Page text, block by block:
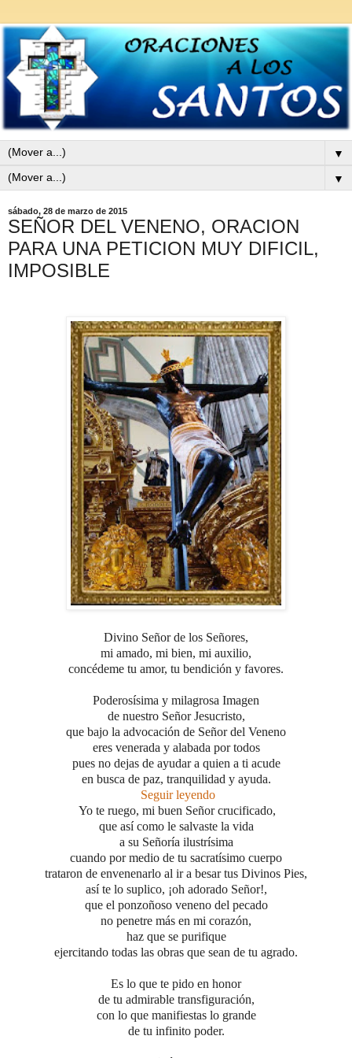
▼
▼
sábado, 28 de marzo de 2015
SEÑOR DEL VENENO, ORACION
PARA UNA PETICION MUY DIFICIL,
IMPOSIBLE
Divino Señor de los Señores,
mi amado, mi bien, mi auxilio,
concédeme tu amor, tu bendición y favores.
Poderosísima y milagrosa Imagen
de nuestro Señor Jesucristo,
que bajo la advocación de Señor del Veneno
eres venerada y alabada por todos
pues no dejas de ayudar a quien a ti acude
en busca de paz, tranquilidad y ayuda.
Seguir leyendo
Yo te ruego, mi buen Señor crucificado,
que así como le salvaste la vida
a su Señoría ilustrísima
cuando por medio de tu sacratísimo cuerpo
trataron de envenenarlo al ir a besar tus Divinos Pies,
así te lo suplico, ¡oh adorado Señor!,
que el ponzoñoso veneno del pecado
no penetre más en mi corazón,
haz que se purifique
ejercitando todas las obras que sean de tu agrado.
Es lo que te pido en honor
de tu admirable transfiguración,
con lo que manifiestas lo grande
de tu infinito poder.